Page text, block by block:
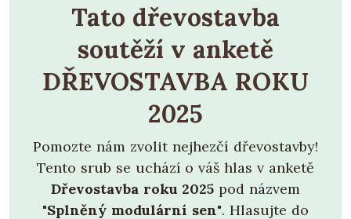
Tato dřevostavba
soutěží v anketě
DŘEVOSTAVBA ROKU
2025
Pomozte nám zvolit nejhezčí dřevostavby!
Tento srub se uchází o váš hlas v anketě
Dřevostavba roku 2025 pod názvem
"Splněný modulární sen". Hlasujte do